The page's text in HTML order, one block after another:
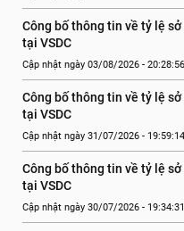
Công bố thông tin về tỷ lệ
tại VSDC
Cập nhật ngày 03/08/2026 - 20:28:56
Công bố thông tin về tỷ lệ
tại VSDC
Cập nhật ngày 31/07/2026 - 19:59:14
Công bố thông tin về tỷ lệ
tại VSDC
Cập nhật ngày 30/07/2026 - 19:34:31